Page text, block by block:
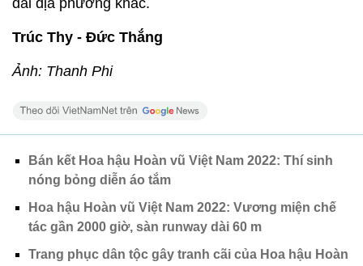
đài địa phương khác.
Trúc Thy - Đức Thắng
Ảnh: Thanh Phi
Bán kết Hoa hậu Hoàn vũ Việt Nam 2022: Thí sinh
nóng bỏng diễn áo tắm
Hoa hậu Hoàn vũ Việt Nam 2022: Vương miện chế
tác gần 2000 giờ, sàn runway dài 60 m
Trang phục dân tộc gây tranh cãi của Hoa hậu Hoàn